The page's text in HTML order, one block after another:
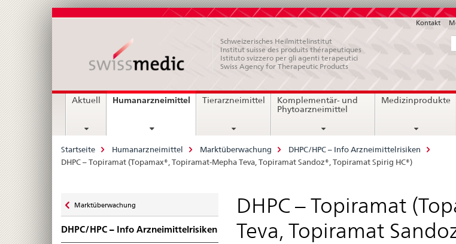
Kontakt
Schweizerisches Heilmittelinstitut
Institut suisse des produits thérapeutiques
Istituto svizzero per gli agenti terapeutici
Swiss Agency for Therapeutic Products
Hauptnavigation
Aktuell Humanarzneimittel current
Tierarzneimittel
Komplementär- und
Phytoarzneimittel
Medizinprodukte
Breadcrumb
Startseite Humanarzneimittel Marktüberwachung
DHPC/HPC – Info Arzneimittelrisiken
DHPC – Topiramat (Topamax®, Topiramat-Mepha Teva, Topiramat Sandoz®, Topiramat Spirig HC®)
zu
Marktüberwachung
DHPC/HPC – Info Arzneimittelrisiken
DHPC – Topiramat
Teva, Topiramat